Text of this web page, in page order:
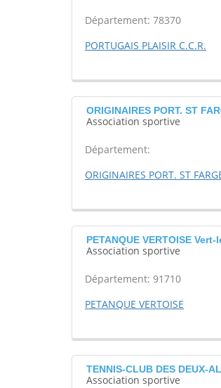
Département: 78370
PORTUGAIS PLAISIR C.C.R.
ORIGINAIRES PORT. ST
Association sportive
Département:
ORIGINAIRES PORT. ST
PETANQUE VERTOISE
Association sportive
Département: 91710
PETANQUE VERTOISE
TENNIS-CLUB DES DEUX-
Association sportive